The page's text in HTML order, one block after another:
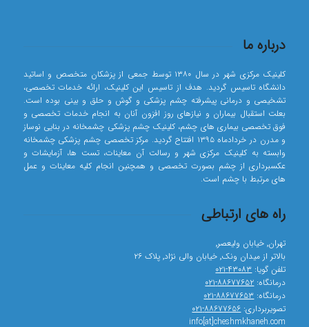
درباره ما
کلینیک مرکزی شهر در سال ۱۳۸۰ توسط جمعی از پزشکان متخصص و اساتید
دانشگاه تاسیس گردید. هدف از تاسیس این کلینیک، ارائه خدمات تخصصی،
تشخیصی و درمانی پیشرفته چشم پزشکی و گوش و حلق و بینی بوده است.
بعلت استقبال بیماران و نیازهای روز افزون آنان به انجام خدمات تخصصی و
فوق تخصصی بیماری های چشم، کلینیک چشم پزشکی چشمخانه در بنایی نوساز
و مدرن در خردادماه ۱۳۹۵ افتتاح گردید. مرکز تخصصی چشم پزشکی چشمخانه
وابسته به کلینیک مرکزی شهر و رسالت آن معاینات، تست ها، آزمایشات و
عکسبرداری از چشم بصورت تخصصی و همچنین انجام کلیه معاینات و عمل
های مرتبط با چشم است.
راه های ارتباطی
تهران٬ خیابان ولیعصر٬
بالاتر از میدان ونک٬ خیابان والی نژاد٬ پلاک ۲۶
تلفن گویا: ۴۳۰۸۳-۰۲۱
درمانگاه: ۸۸۶۷۷۶۵۲-۰۲۱
درمانگاه: ۸۸۶۷۷۶۵۳-۰۲۱
تصویربرداری: ۸۸۶۷۷۶۵۶-۰۲۱
info[at]cheshmkhaneh.com